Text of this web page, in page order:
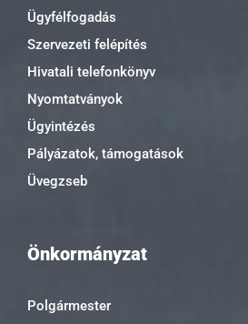
Ügyfélfogadás
Szervezeti felépítés
Hivatali telefonkönyv
Nyomtatványok
Ügyintézés
Pályázatok, támogatások
Üvegzseb
Önkormányzat
Polgármester